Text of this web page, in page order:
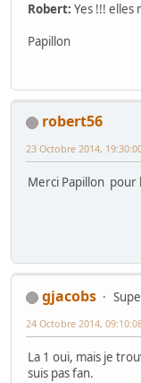
Robert: Yes !!! elles
Papillon
robert56
23 Octobre 2014,
Merci Papillon pour
gjacobs
24 Octobre 2014,
La 1 oui, mais je
suis pas fan.